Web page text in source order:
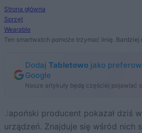
Strona główna
Sprzęt
Wearable
Ten smartwatch pomoże trzymać linię. Bardziej
Dodaj Tabletowo jako
Google
Nasze artykuły będą częściej pojawiać
Japoński producent pokazał dziś wiele ciekawych
urządzeń. Znajduje się wśród nich